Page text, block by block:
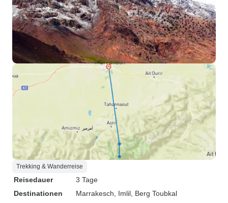
Trekking & Wanderreise
Reisedauer
3 Tage
Destinationen
Marrakesch , Imlil , Berg Toubkal